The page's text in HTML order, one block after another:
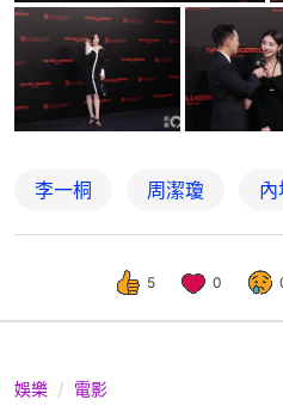
李一桐 周潔瓊
5 0
娛樂 電影